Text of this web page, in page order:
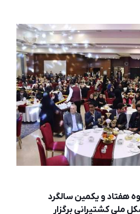
هفتاد و یکمین سالگرد
ملی کشتیرانی برگزار